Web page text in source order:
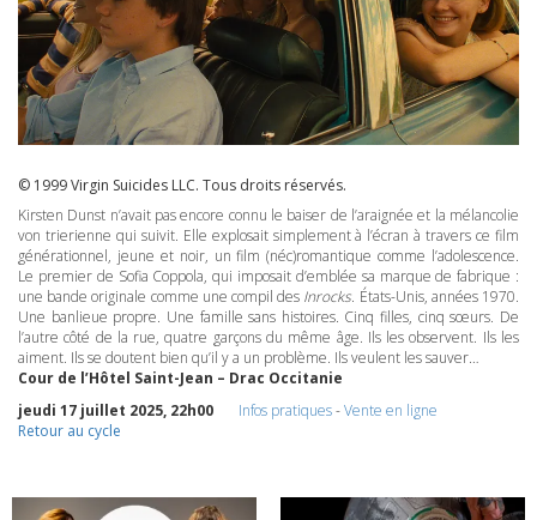
© 1999 Virgin Suicides LLC. Tous droits réservés.
Kirsten Dunst n’avait pas encore connu le baiser de l’araignée et la mélancolie
von trierienne qui suivit. Elle explosait simplement à l’écran à travers ce film
générationnel, jeune et noir, un film (néc)romantique comme l’adolescence.
Le premier de Sofia Coppola, qui imposait d’emblée sa marque de fabrique :
une bande originale comme une compil des Inrocks. États-Unis, années 1970.
Une banlieue propre. Une famille sans histoires. Cinq filles, cinq sœurs. De
l’autre côté de la rue, quatre garçons du même âge. Ils les observent. Ils les
aiment. Ils se doutent bien qu’il y a un problème. Ils veulent les sauver…
Cour de l’Hôtel Saint-Jean – Drac Occitanie
jeudi 17 juillet 2025, 22h00
Infos pratiques-Vente en ligne
Retour au cycle